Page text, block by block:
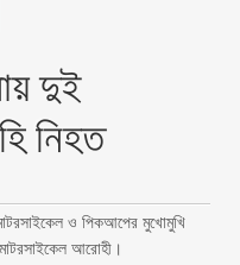
দুই
নিহত
ও পিকআপের মুখোমুখি
আরোহী।